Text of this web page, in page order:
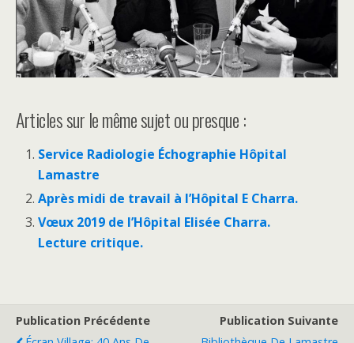
Articles sur le même sujet ou presque :
Service Radiologie Échographie Hôpital
Lamastre
Après midi de travail à l’Hôpital E Charra.
Vœux 2019 de l’Hôpital Elisée Charra.
Lecture critique.
Publication Précédente
Publication Suivante